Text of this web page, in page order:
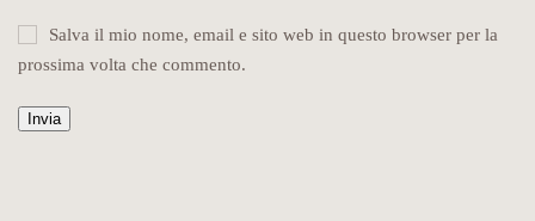
Salva il mio nome, email e sito web in questo browser per la
prossima volta che commento.